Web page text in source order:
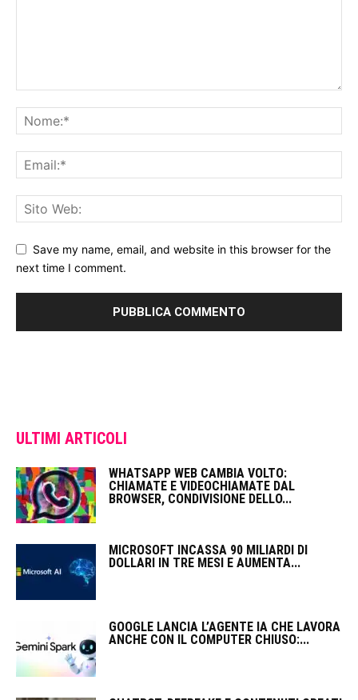
Save my name, email, and website in this browser for the
next time I comment.
ULTIMI ARTICOLI
WHATSAPP WEB CAMBIA VOLTO:
CHIAMATE E VIDEOCHIAMATE DAL
BROWSER, CONDIVISIONE DELLO...
MICROSOFT INCASSA 90 MILIARDI DI
DOLLARI IN TRE MESI E AUMENTA...
GOOGLE LANCIA L’AGENTE IA CHE LAVORA
ANCHE CON IL COMPUTER CHIUSO:...